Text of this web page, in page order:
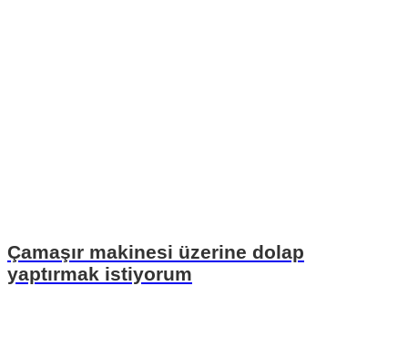
Çamaşır makinesi üzerine dolap
yaptırmak istiyorum